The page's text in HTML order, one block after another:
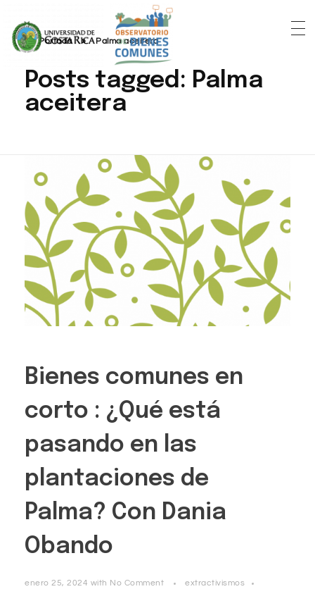
Portada » Palma aceitera
Posts tagged: Palma
aceitera
Bienes comunes en
corto : ¿Qué está
pasando en las
plantaciones de
Palma? Con Dania
Obando
enero 25, 2024 with No Comment
extractivismos